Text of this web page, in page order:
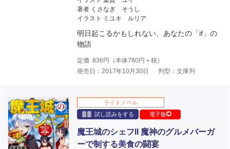
著者 くさなぎ そうし
イラスト ミユキ ルリア
明日起こるかもしれない、あなたの「if」の
物語
定価 836 円（本体760円＋税）
発売日：2017年10月30日
判型：文庫判
ライトノベル
試し読みをする
電子版
魔王城のシェフII 魔神のグルメバーガ
ーで制する美食の闘宴